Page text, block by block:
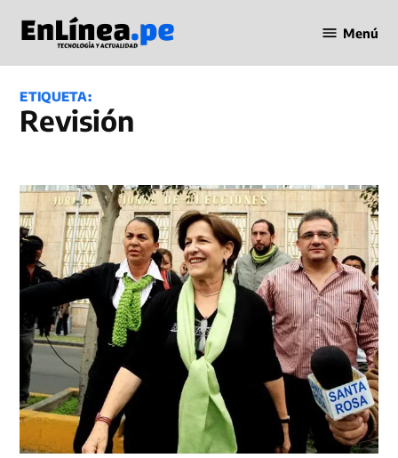
contenido
en Línea
Menú
ETIQUETA:
revisión